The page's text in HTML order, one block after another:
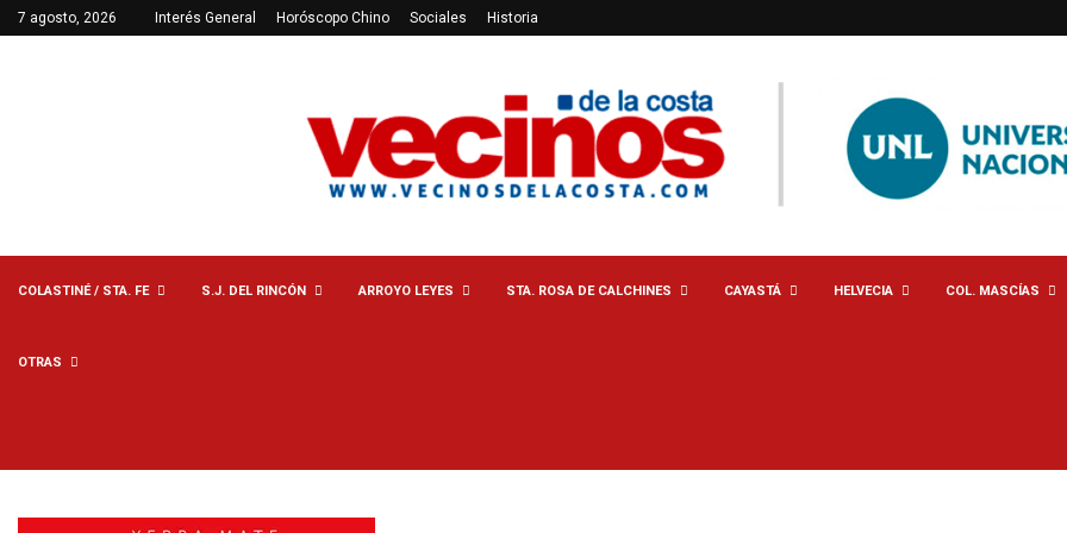
7 agosto, 2026 Interés General Horóscopo Chino Sociales Historia
COLASTINÉ / STA. FE S.J. DEL RINCÓN ARROYO LEYES STA. ROSA DE CALCHINES CAYASTÁ HELVECIA COL. MASCÍAS
OTRAS